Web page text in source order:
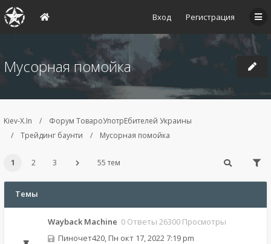
Вход Регистрация
Мусорная помойка
Kiev-X.In
Форум ТовароУпотрЕбителей Украины
Трейдинг баунти
Мусорная помойка
1 2 3 55 тем
Темы
Wayback Machine 0 Ответы 26300 Просмотры
Пиночет420, Пн окт 17, 2022 7:19 pm